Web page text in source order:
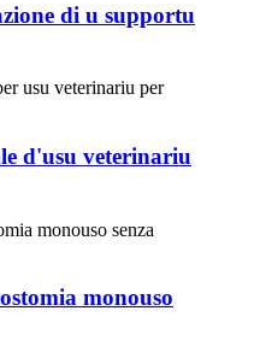
di u supportu
d'usu veterinariu
monouso